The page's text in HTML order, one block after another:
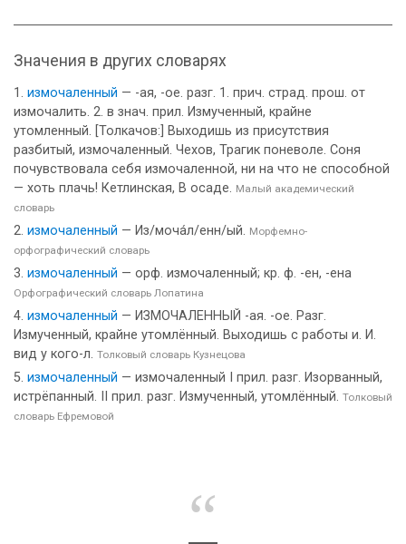
Значения в других словарях
измочаленный — -ая, -ое. разг. 1. прич. страд. прош. от
измочалить. 2. в знач. прил. Измученный, крайне
утомленный. [Толкачов:] Выходишь из присутствия
разбитый, измочаленный. Чехов, Трагик поневоле. Соня
почувствовала себя измочаленной, ни на что не способной
— хоть плачь! Кетлинская, В осаде. Малый академический
словарь
измочаленный — Из/моча́л/енн/ый. Морфемно-
орфографический словарь
измочаленный — орф. измочаленный; кр. ф. -ен, -ена
Орфографический словарь Лопатина
измочаленный — ИЗМОЧАЛЕННЫЙ -ая. -ое. Разг.
Измученный, крайне утомлённый. Выходишь с работы и. И.
вид у кого-л. Толковый словарь Кузнецова
измочаленный — измочаленный I прил. разг. Изорванный,
истрёпанный. II прил. разг. Измученный, утомлённый. Толковый
словарь Ефремовой